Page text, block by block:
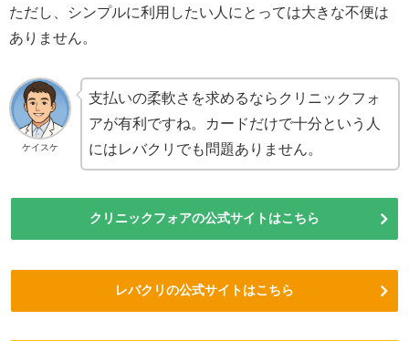
ただし、シンプルに利用したい人にとっては大きな不便は
ありません。
ケイスケ
支払いの柔軟さを求めるならクリニックフォ
アが有利ですね。カードだけで十分という人
にはレバクリでも問題ありません。
クリニックフォアの公式サイトはこちら
レバクリの公式サイトはこちら